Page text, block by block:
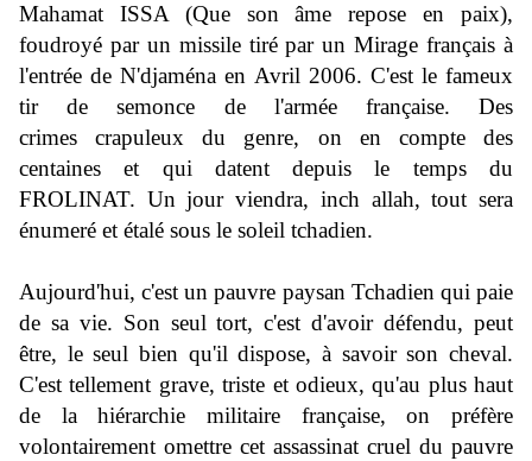
Mahamat ISSA (Que son âme repose en paix),
foudroyé par un missile tiré par un Mirage français à
l'entrée de N'djaména en Avril 2006. C'est le fameux
tir de semonce de l'armée française. Des
crimes crapuleux du genre, on en compte des
centaines et qui datent depuis le temps du
FROLINAT. Un jour viendra, inch allah, tout sera
énumeré et étalé sous le soleil tchadien.
Aujourd'hui, c'est un pauvre paysan Tchadien qui paie
de sa vie. Son seul tort, c'est d'avoir défendu, peut
être, le seul bien qu'il dispose, à savoir son cheval.
C'est tellement grave, triste et odieux, qu'au plus haut
de la hiérarchie militaire française, on préfère
volontairement omettre cet assassinat cruel du pauvre